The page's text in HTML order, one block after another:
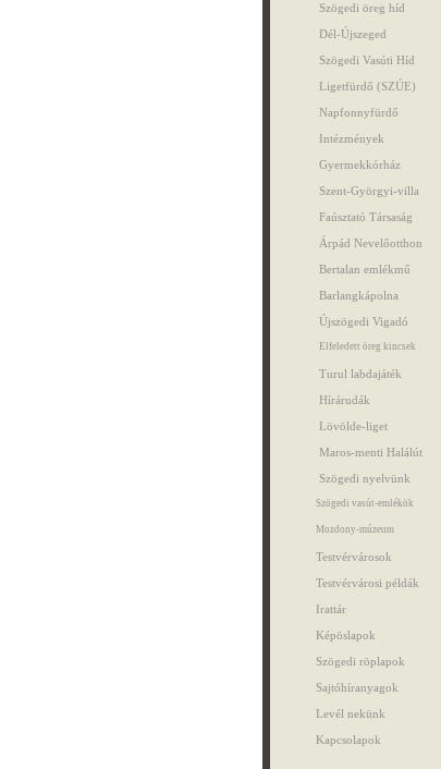
Szögedi öreg híd
Dél-Újszeged
Szögedi Vasúti Híd
Ligetfürdő (SZÚE)
Napfonnyfürdő
Intézmények
Gyermekkórház
Szent-Györgyi-villa
Faúsztató Társaság
Árpád Nevelőotthon
Bertalan emlékmű
Barlangkápolna
Újszögedi Vigadó
Elfeledett öreg kincsek
Turul labdajáték
Hírárudák
Lövölde-liget
Maros-menti Halálút
Szögedi nyelvünk
Szögedi vasút-emlékök
Mozdony-múzeum
Testvérvárosok
Testvérvárosi példák
Irattár
Képöslapok
Szögedi röplapok
Sajtóhíranyagok
Levél nekünk
Kapcsolapok